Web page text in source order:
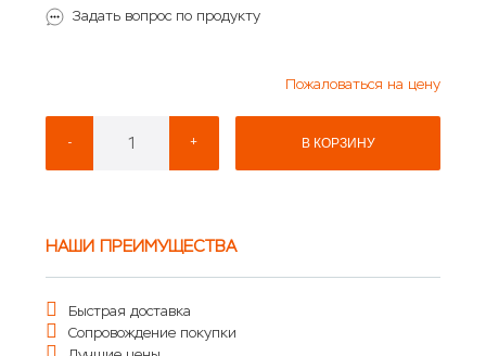
Задать вопрос по продукту
Пожаловаться на цену
- + В КОРЗИНУ
НАШИ ПРЕИМУЩЕСТВА
Быстрая доставка
Сопровождение покупки